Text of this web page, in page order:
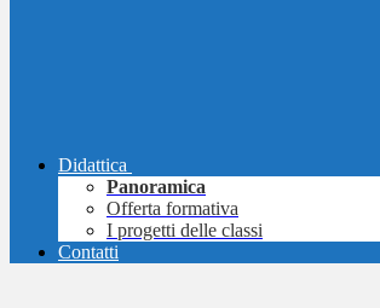
Didattica
Panoramica
Offerta formativa
I progetti delle classi
Contatti